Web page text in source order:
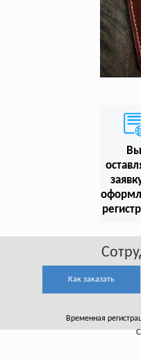
Вы
Как заказать
Временная